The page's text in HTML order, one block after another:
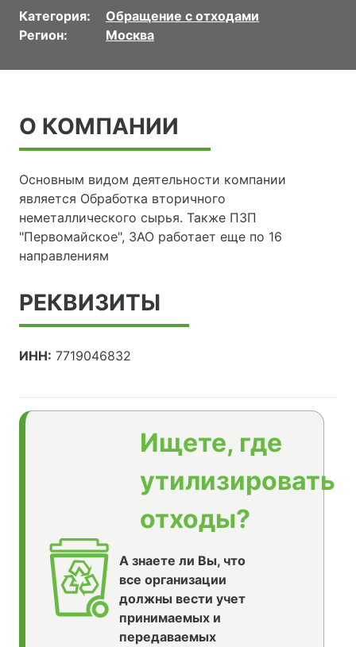
Категория:
Обращение с отходами
Регион:
Москва
О КОМПАНИИ
Основным видом деятельности компании
является Обработка вторичного
неметаллического сырья. Также ПЗП
"Первомайское", ЗАО работает еще по 16
направлениям
РЕКВИЗИТЫ
ИНН: 7719046832
Ищете, где
утилизировать
отходы?
А знаете ли Вы, что
все организации
должны вести учет
принимаемых и
передаваемых